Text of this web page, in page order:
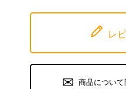
レ
商品について